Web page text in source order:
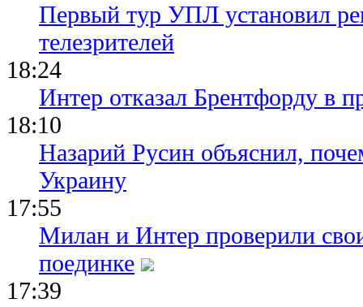
Первый тур УПЛ установил
телезрителей
18:24
Интер отказал Брентфорду в
18:10
Назарий Русин объяснил,
Украину
17:55
Милан и Интер проверили
поединке
17:39